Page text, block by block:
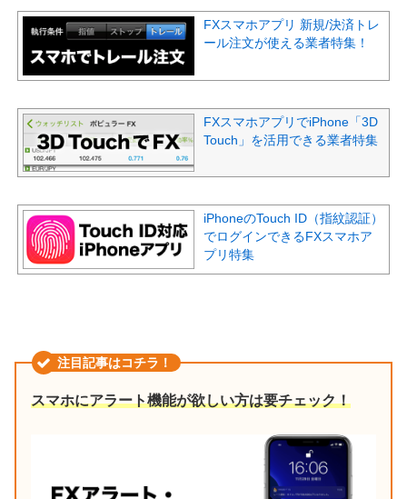
FXスマホアプリ 新規/決済トレ
ール注文が使える業者特集！
FXスマホアプリでiPhone「3D
Touch」を活用できる業者特集
iPhoneのTouch ID（指紋認証）
でログインできるFXスマホア
プリ特集
注目記事はコチラ！
スマホにアラート機能が欲しい方は要チェック！